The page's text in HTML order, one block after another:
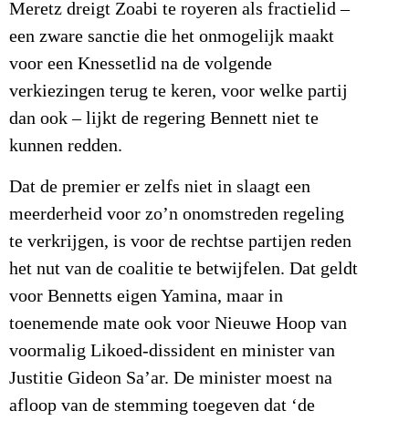
Meretz dreigt Zoabi te royeren als fractielid –
een zware sanctie die het onmogelijk maakt
voor een Knessetlid na de volgende
verkiezingen terug te keren, voor welke partij
dan ook – lijkt de regering Bennett niet te
kunnen redden.
Dat de premier er zelfs niet in slaagt een
meerderheid voor zo’n onomstreden regeling
te verkrijgen, is voor de rechtse partijen reden
het nut van de coalitie te betwijfelen. Dat geldt
voor Bennetts eigen Yamina, maar in
toenemende mate ook voor Nieuwe Hoop van
voormalig Likoed-dissident en minister van
Justitie Gideon Sa’ar. De minister moest na
afloop van de stemming toegeven dat ‘de